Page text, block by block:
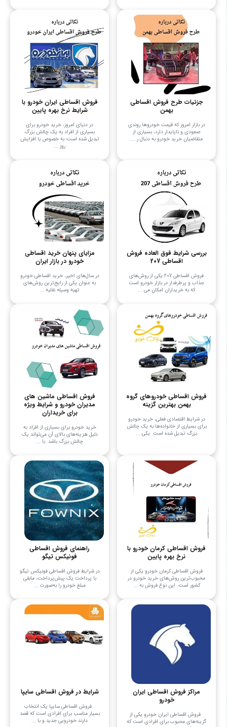
جزئیات طرح فروش اقساطی
بهمن
در بازار امروز که قیمت خودروها روندی
صعودی و ناپایدار دارد، بسیاری از
متقاضیان خرید خودرو به دنبال ر ...
فروش اقساطی ایران خودرو با
شرایط نرخ بهره پایین
در دنیای امروز، خرید خودرو برای
بسیاری از افراد به یک چالش بزرگ
تبدیل شده است؛ به خصوص با افزایش
روز ...
بررسی شرایط فوق العاده فروش
اقساطی 207
فروش اقساطی 207 یکی از روش‌های
جذاب و پرطرفدار در بازار خودرو است
که به خریداران امکان می‌ ...
مزایای پنهان خرید اقساطی
خودرو در بازار ایران
در سال‌های اخیر، خرید اقساطی خودرو
به عنوان یکی از رایج‌ترین روش‌های
تهیه وسیله نقلیه ...
فروش اقساطی خودروهای گروه
بهمن بهترین گزینه
در شرایط اقتصادی فعلی، خرید خودرو
برای بسیاری از خانواده‌ها به یک چالش
بزرگ تبدیل شده است. یکی ...
فروش اقساطی ماشین های
مدیران خودرو و شرایط ویژه
برای خریداران
خرید خودرو برای بسیاری از افراد به
دلیل هزینه‌های بالای آن می‌تواند یک
چالش بزرگ باشد. با ...
فروش اقساطی کرمان خودرو با
نرخ بهره پایین
فروش اقساطی کرمان خودرو یکی از
محبوب‌ترین روش‌های خرید خودرو در
کشور است. این نوع فروش به ...
راهنمای فروش اقساطی
فونیکس تیگو
در شرایط فروش اقساطی فونیکس تیگو
با پرداخت یک پیش‌پرداخت، مابقی
مبلغ خودرو را به‌صورت ...
مراکز فروش اقساطی ایران
خودرو
فروش اقساطی ایران خودرو یکی از
گزینه‌های محبوب برای افرادی است که
شرایط در فروش اقساطی سایپا
فروش اقساطی سایپا یک انتخاب
بسیار مناسب برای افرادی است که قصد
دارند خودرویی جدید و با ...